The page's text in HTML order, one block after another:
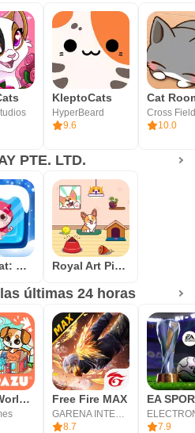
KleptoCats
HyperBeard
9.6
Cross
10.0
PTE. LTD.
Triple Cat: Match Master Royal Art Pixel
últimas 24 horas
Avatar World ® Free Fire MAX
GARENA INTERNATIONAL I
8.7
7.9